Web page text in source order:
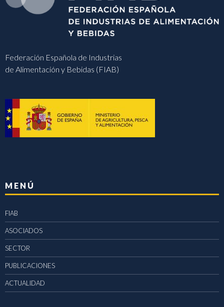
Federación Española de Industrias
de Alimentación y Bebidas (FIAB)
MENÚ
FIAB
ASOCIADOS
SECTOR
PUBLICACIONES
ACTUALIDAD